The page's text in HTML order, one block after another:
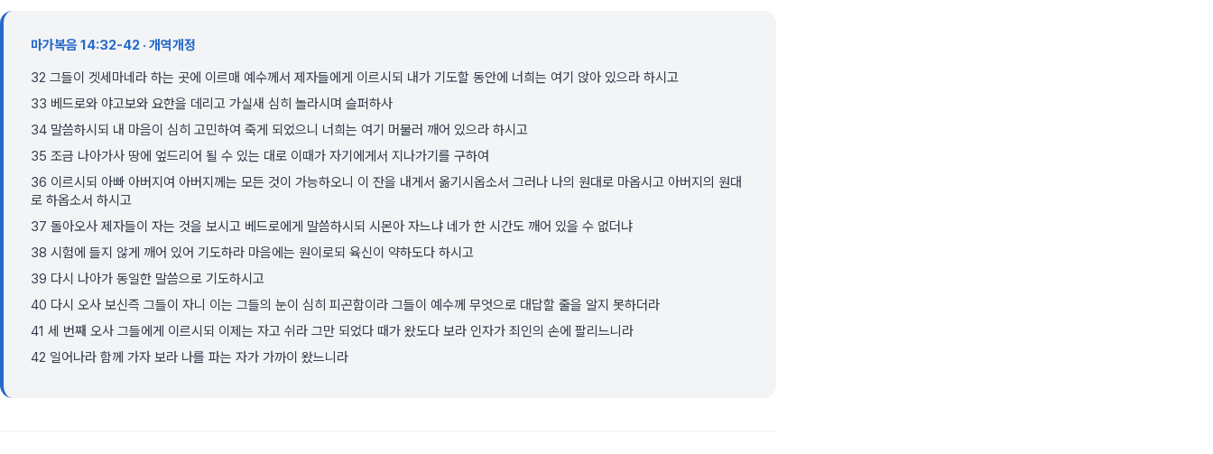
마가복음 14:32-42 · 개역개정
32 그들이 겟세마네라 하는 곳에 이르매 예수께서 제자들에게 이르시되 내가 기도할 동안에 너희는 여기 앉아 있으라 하시고
33 베드로와 야고보와 요한을 데리고 가실새 심히 놀라시며 슬퍼하사
34 말씀하시되 내 마음이 심히 고민하여 죽게 되었으니 너희는 여기 머물러 깨어 있으라 하시고
35 조금 나아가사 땅에 엎드리어 될 수 있는 대로 이때가 자기에게서 지나가기를 구하여
36 이르시되 아빠 아버지여 아버지께는 모든 것이 가능하오니 이 잔을 내게서 옮기시옵소서 그러나 나의 원대로 마옵시고 아버지의 원대
로 하옵소서 하시고
37 돌아오사 제자들이 자는 것을 보시고 베드로에게 말씀하시되 시몬아 자느냐 네가 한 시간도 깨어 있을 수 없더냐
38 시험에 들지 않게 깨어 있어 기도하라 마음에는 원이로되 육신이 약하도다 하시고
39 다시 나아가 동일한 말씀으로 기도하시고
40 다시 오사 보신즉 그들이 자니 이는 그들의 눈이 심히 피곤함이라 그들이 예수께 무엇으로 대답할 줄을 알지 못하더라
41 세 번째 오사 그들에게 이르시되 이제는 자고 쉬라 그만 되었다 때가 왔도다 보라 인자가 죄인의 손에 팔리느니라
42 일어나라 함께 가자 보라 나를 파는 자가 가까이 왔느니라